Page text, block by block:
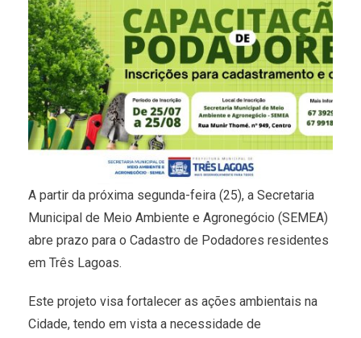
A partir da próxima segunda-feira (25), a Secretaria
Municipal de Meio Ambiente e Agronegócio (SEMEA)
abre prazo para o Cadastro de Podadores residentes
em Três Lagoas.
Este projeto visa fortalecer as ações ambientais na
Cidade, tendo em vista a necessidade de